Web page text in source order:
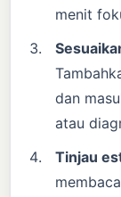
menit
dan
atau
Tinjau